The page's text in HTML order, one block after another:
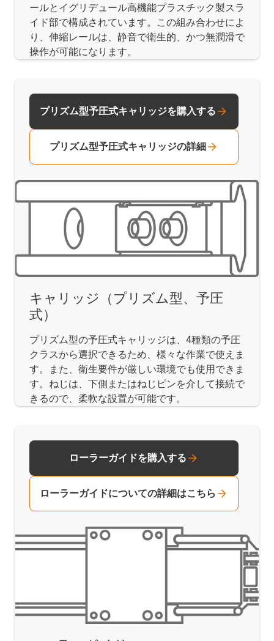
ールとイグリデュール高機能プラスチック製スラ
イド部で構成されています。この組み合わせによ
り、伸縮レールは、静音で衛生的、かつ無潤滑で
操作が可能になります。
キャリッジ（プリズム型、予圧
式）
プリズム型の予圧式キャリッジは、4種類の予圧
クラスから選択できるため、様々な作業で使えま
す。また、衛生要件が厳しい環境でも使用できま
す。ねじは、下側またはねじピンを介して接続で
きるので、柔軟な設置が可能です。
プリズム型予圧式キャリッジを購入する
プリズム型予圧式キャリッジの詳細
ローラーガイドを購入する
ローラーガイドについての詳細はこちら